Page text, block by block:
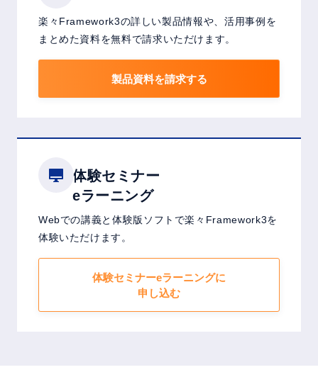
楽々Framework3の詳しい製品情報や、活用事例を
まとめた資料を無料で請求いただけます。
製品資料を請求する
体験セミナー
eラーニング
Webでの講義と体験版ソフトで楽々Framework3を
体験いただけます。
体験セミナーeラーニングに
申し込む